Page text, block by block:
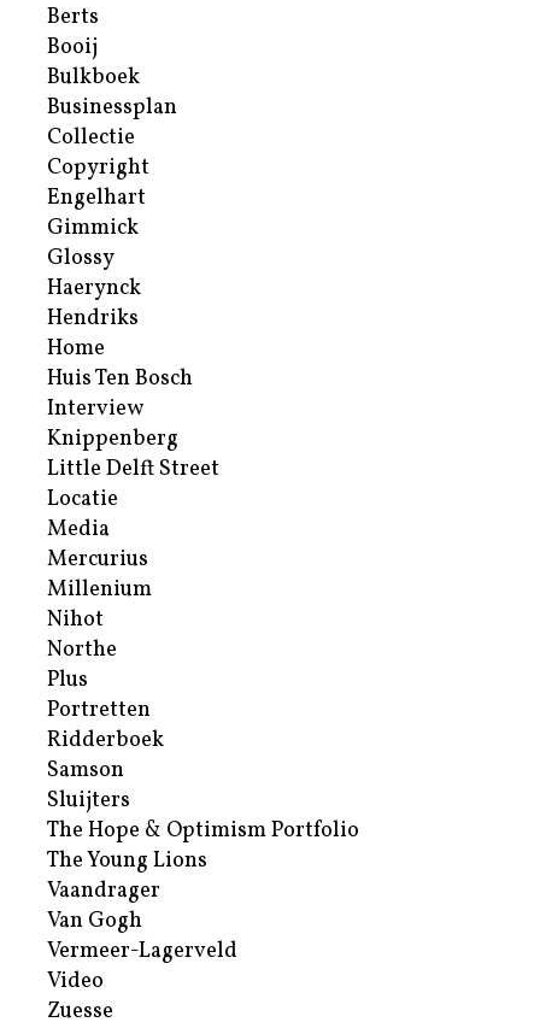
Berts
Booij
Bulkboek
Businessplan
Collectie
Copyright
Engelhart
Gimmick
Glossy
Haerynck
Hendriks
Home
Huis Ten Bosch
Interview
Knippenberg
Little Delft Street
Locatie
Media
Mercurius
Millenium
Nihot
Northe
Plus
Portretten
Ridderboek
Samson
Sluijters
The Hope & Optimism Portfolio
The Young Lions
Vaandrager
Van Gogh
Vermeer-Lagerveld
Video
Zuesse